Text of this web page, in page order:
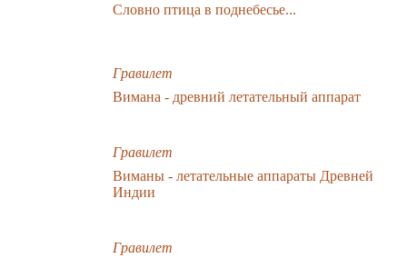
Словно птица в поднебесье...
Гравилет
Вимана - древний летательный аппарат
Гравилет
Виманы - летательные аппараты Древней
Индии
Гравилет